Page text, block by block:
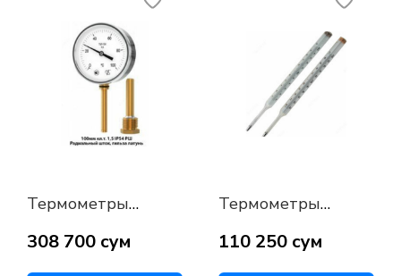
Термометры
ТБЛ-63, ТБЛ-80,
ТБЛ-100, ТБЛ-150
308 700 сум
Термометры
110 250 сум